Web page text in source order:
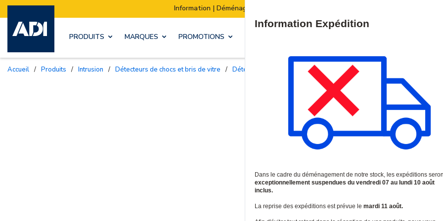
Information | Déménagement de notre stock : Les expéditions seront suspendues du 07 au 10 août
PRODUITS MARQUES PROMOTIONS
Accueil / Produits / Intrusion / Détecteurs de chocs et bris de vitre / Détecteurs de vibrations sismiques